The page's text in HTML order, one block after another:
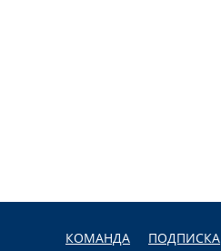
КОМАНДА ПОДПИСКА